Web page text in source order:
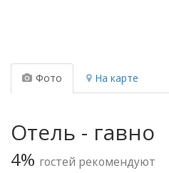
Фото На карте
Отель - гавно
4% гостей рекомендуют